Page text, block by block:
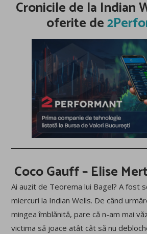
Cronicile de la Indian
oferite de
Coco Gauff – Elise
Ai auzit de Teorema lui Bagel? A fost
miercuri la Indian Wells. De când
mingea îmblănită, pare că n-am mai
victima să joace atât cât să nu